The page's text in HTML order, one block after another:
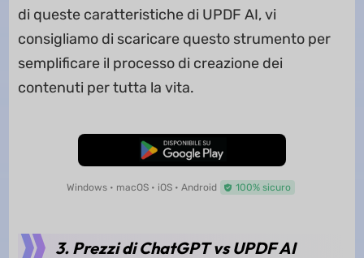
di queste caratteristiche di UPDF AI, vi
consigliamo di scaricare questo strumento per
semplificare il processo di creazione dei
contenuti per tutta la vita.
Download Gratis
Windows • macOS • iOS • Android 100% sicuro
3. Prezzi di ChatGPT vs UPDF AI